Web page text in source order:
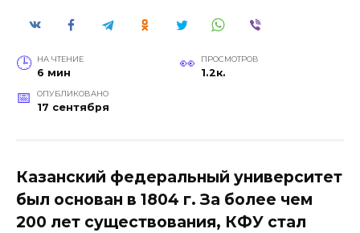
НА ЧТЕНИЕ
6 мин
ПРОСМОТРОВ
1.2к.
ОПУБЛИКОВАНО
17 сентября
Казанский федеральный университет
был основан в 1804 г. За более чем
200 лет существования, КФУ стал